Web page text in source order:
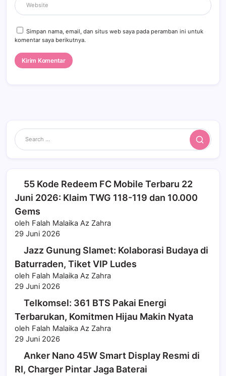
Simpan nama, email, dan situs web saya pada peramban ini untuk
komentar saya berikutnya.
Search
55 Kode Redeem FC Mobile Terbaru 22
Juni 2026: Klaim TWG 118-119 dan 10.000
Gems
oleh Falah Malaika Az Zahra
29 Juni 2026
Jazz Gunung Slamet: Kolaborasi Budaya di
Baturraden, Tiket VIP Ludes
oleh Falah Malaika Az Zahra
29 Juni 2026
Telkomsel: 361 BTS Pakai Energi
Terbarukan, Komitmen Hijau Makin Nyata
oleh Falah Malaika Az Zahra
29 Juni 2026
Anker Nano 45W Smart Display Resmi di
RI, Charger Pintar Jaga Baterai